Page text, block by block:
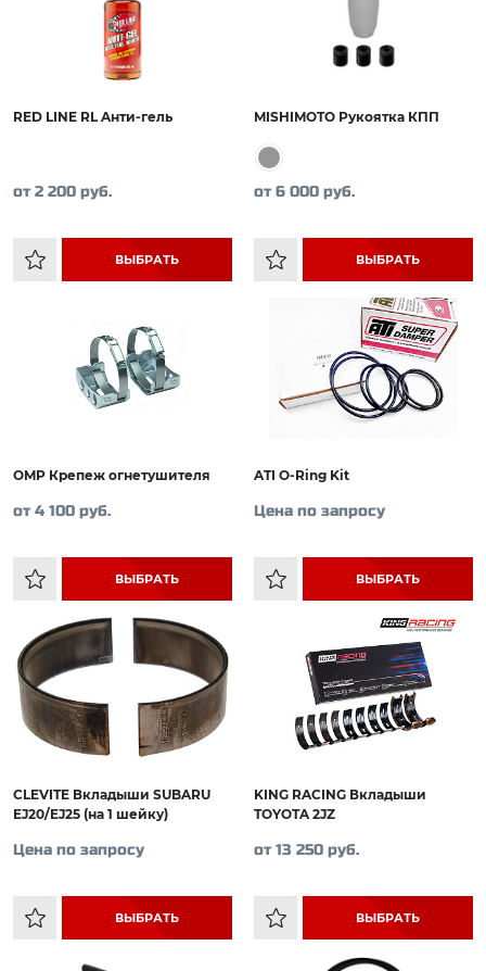
RED LINE RL Aнти-гель
от 2 200 руб.
ВЫБРАТЬ
MISHIMOTO Рукоятка КПП
от 6 000 руб.
ВЫБРАТЬ
OMP Крепеж огнетушителя
от 4 100 руб.
ВЫБРАТЬ
ATI O-Ring Kit
Цена по запросу
ВЫБРАТЬ
CLEVITE Вкладыши SUBARU
EJ20/EJ25 (на 1 шейку)
Цена по запросу
ВЫБРАТЬ
KING RACING Вкладыши
TOYOTA 2JZ
от 13 250 руб.
ВЫБРАТЬ